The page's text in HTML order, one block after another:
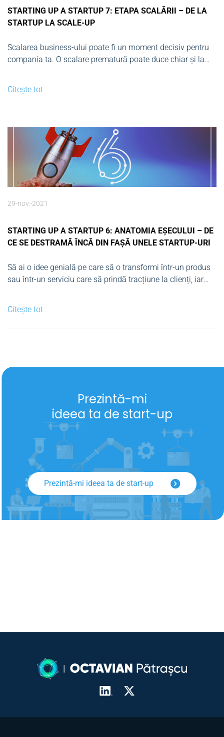
STARTING UP A STARTUP 7: ETAPA SCALĂRII – DE LA
STARTUP LA SCALE-UP
Scalarea business-ului poate fi un moment decisiv pentru
compania ta. O scalare prematură poate duce chiar și la
rezultat ratarea unor oportunități cheie de-a lungul
dezvoltării startup-ului. În rândurile următoare voi vorbi pe
larg despre etapa...
Citește tot
29-nov.-2021
STARTING UP A STARTUP 6: ANATOMIA EȘECULUI – DE
CE SE DESTRAMĂ ÎNCĂ DIN FAȘĂ UNELE STARTUP-URI
Să ai o idee genială pe care să o transformi într-un produs
sau într-un serviciu care să prindă tracțiune la clienți, iar
altele în zece. Iată un scenariu ideal, care se poate
destrăma la fel...
Citește tot
Prezintă-mi
ideea ta de start-up
Prezintă-mi ideea ta de start-up